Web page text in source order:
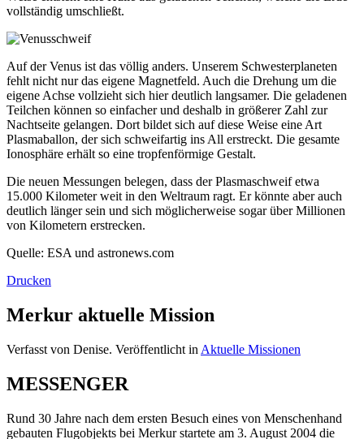
vollständig umschließt.
Auf der Venus ist das völlig anders. Unserem Schwesterplaneten
fehlt nicht nur das eigene Magnetfeld. Auch die Drehung um die
eigene Achse vollzieht sich hier deutlich langsamer. Die geladenen
Teilchen können so einfacher und deshalb in größerer Zahl zur
Nachtseite gelangen. Dort bildet sich auf diese Weise eine Art
Plasmaballon, der sich schweifartig ins All erstreckt. Die gesamte
Ionosphäre erhält so eine tropfenförmige Gestalt.
Die neuen Messungen belegen, dass der Plasmaschweif etwa
15.000 Kilometer weit in den Weltraum ragt. Er könnte aber auch
deutlich länger sein und sich möglicherweise sogar über Millionen
von Kilometern erstrecken.
Quelle: ESA und astronews.com
Drucken
Merkur aktuelle Mission
Verfasst von Denise. Veröffentlicht in Aktuelle Missionen
MESSENGER
Rund 30 Jahre nach dem ersten Besuch eines von Menschenhand
gebauten Flugobjekts bei Merkur startete am 3. August 2004 die